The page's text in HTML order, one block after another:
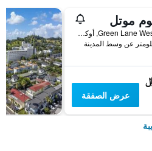
موتل
232 Green Lane West, أوكلاند, نيوزيلندا
عرض الصفقة